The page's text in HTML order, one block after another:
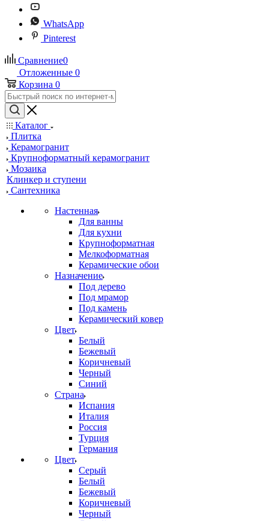
WhatsApp
Pinterest
Сравнение0
Отложенные 0
Корзина 0
Каталог
Плитка
Керамогранит
Крупноформатный керамогранит
Мозаика
Клинкер и ступени
Сантехника
Настенная
Для ванны
Для кухни
Крупноформатная
Мелкоформатная
Керамические обои
Назначение
Под дерево
Под мрамор
Под камень
Керамический ковер
Цвет
Белый
Бежевый
Коричневый
Черный
Синий
Страна
Испания
Италия
Россия
Турция
Германия
Цвет
Серый
Белый
Бежевый
Коричневый
Черный